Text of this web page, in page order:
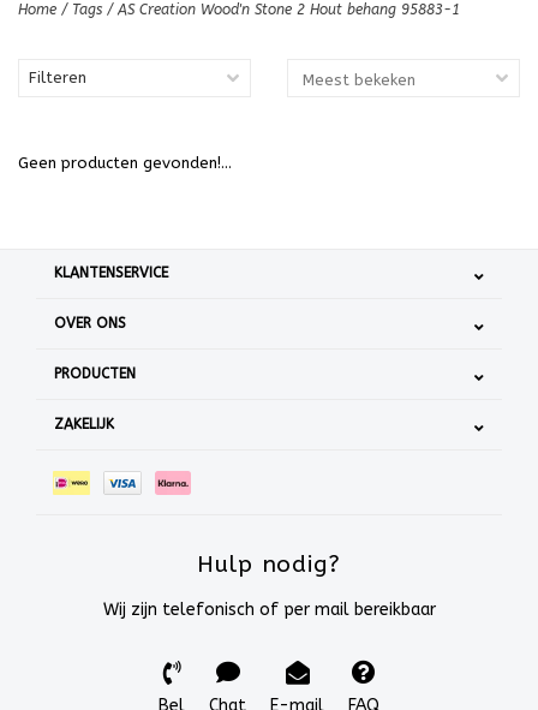
Home / Tags / AS Creation Wood'n Stone 2 Hout behang 95883-1
Filteren
Geen producten gevonden!...
KLANTENSERVICE
OVER ONS
PRODUCTEN
ZAKELIJK
Hulp nodig?
Wij zijn telefonisch of per mail bereikbaar
Bel Chat E-mail FAQ